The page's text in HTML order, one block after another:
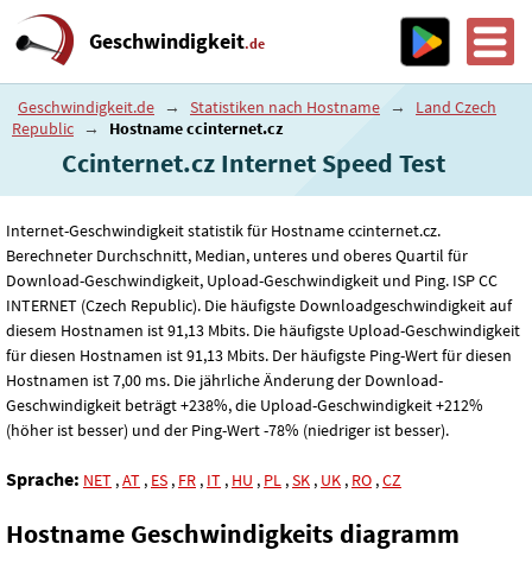
Geschwindigkeit.de
Geschwindigkeit.de → Statistiken nach Hostname →
Land Czech
Republic → Hostname ccinternet.cz
Ccinternet.cz Internet Speed ​​Test
Internet-Geschwindigkeit statistik für Hostname ccinternet.cz.
Berechneter Durchschnitt, Median, unteres und oberes Quartil für
Download-Geschwindigkeit, Upload-Geschwindigkeit und Ping. ISP CC
INTERNET (Czech Republic). Die häufigste Downloadgeschwindigkeit auf
diesem Hostnamen ist 91,13 Mbits. Die häufigste Upload-Geschwindigkeit
für diesen Hostnamen ist 91,13 Mbits. Der häufigste Ping-Wert für diesen
Hostnamen ist 7,00 ms. Die jährliche Änderung der Download-
Geschwindigkeit beträgt +238%, die Upload-Geschwindigkeit +212%
(höher ist besser) und der Ping-Wert -78% (niedriger ist besser).
Sprache: NET ,AT , ES , FR , IT , HU , PL ,SK , UK , RO ,CZ
Hostname Geschwindigkeits diagramm